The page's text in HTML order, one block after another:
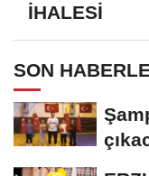
İHALESİ
SON